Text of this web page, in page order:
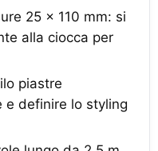
25 x 110 mm: si
alla ciocca per
piastre
e definire lo styling